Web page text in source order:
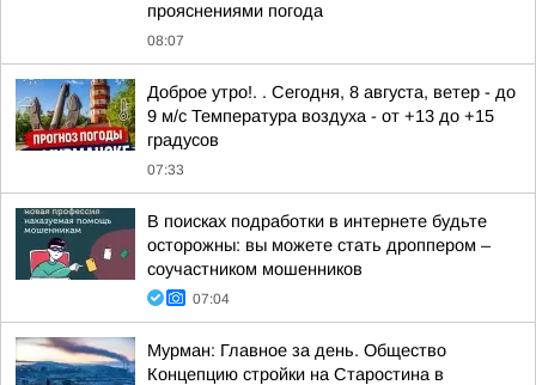
прояснениями погода
08:07
Доброе утро!. . Сегодня, 8 августа, ветер - до
9 м/с Температура воздуха - от +13 до +15
градусов
07:33
В поисках подработки в интернете будьте
осторожны: вы можете стать дроппером –
соучастником мошенников
07:04
Мурман: Главное за день. Общество
Концепцию стройки на Старостина в